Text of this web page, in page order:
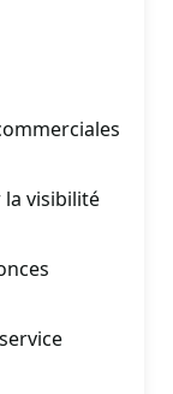
la visibilité